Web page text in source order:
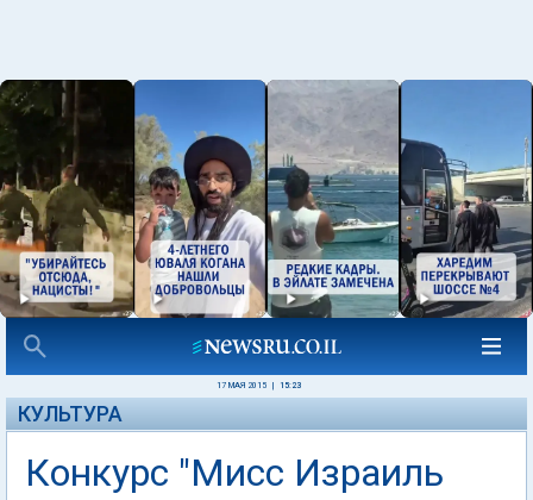
17 МАЯ 2015 15:23
КУЛЬТУРА
Конкурс "Мисс Израиль